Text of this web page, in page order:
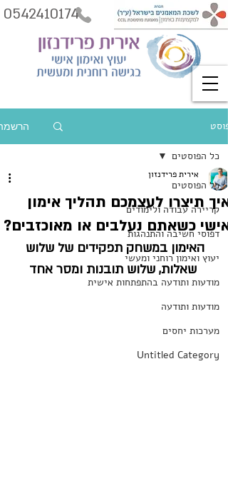
0542410174
פוסט
כל הפוסטים
קריירה עבודה ולימודים
דפוסי חשיבה והתנהגות
יעוץ ואימון רוחני ומעשי
מודעות ותודעה בהתפתחות אישית
מודעות ותודעה
מערכות יחסים
Untitled Category
כל הפוסטים
איך תיצרו לעצמכם תהליך אימון
אישי כשאתם נעלבים או מאוכזבים?
אירית פרידנזון
האימון במשחק תפקידים של שלוש
שאלות, שלוש תובנות ומסר אחד